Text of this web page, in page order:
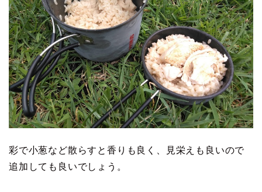
彩で小葱など散らすと香りも良く、見栄えも良いので
追加しても良いでしょう。